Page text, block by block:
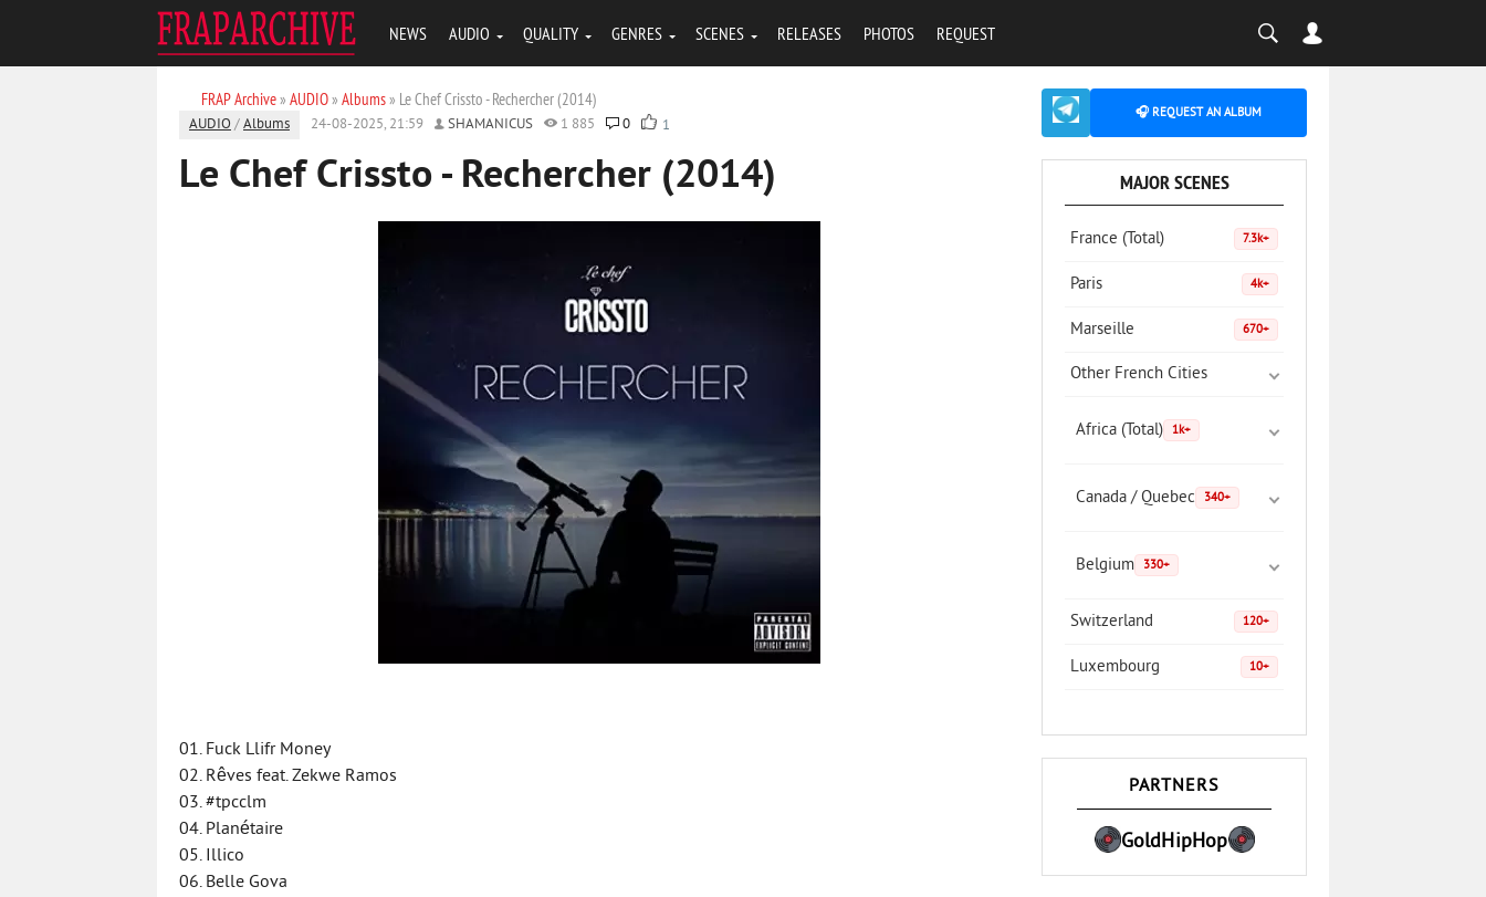
NEWS AUDIO QUALITY GENRES SCENES RELEASES PHOTOS REQUEST
FRAP Archive» AUDIO» Albums» Le Chef Crissto - Rechercher (2014)
AUDIO /Albums 24-08-2025, 21:59 SHAMANICUS 1 885 0 1
Le Chef Crissto - Rechercher (2014)
01. Fuck Llifr Money
02. Rêves feat. Zekwe Ramos
03. #tpcclm
04. Planétaire
05. Illico
06. Belle Gova
🎧 REQUEST AN ALBUM
MAJOR SCENES
France (Total) 7.3k+
Paris 4k+
Marseille 670+
Other French Cities
Africa (Total) 1k+
Canada / Quebec 340+
Belgium 330+
Switzerland 120+
Luxembourg 10+
PARTNERS
GoldHipHop